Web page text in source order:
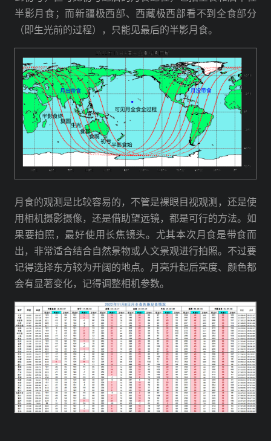
半影月食；而新疆极西部、西藏极西部看不到全食部分
（即生光前的过程），只能见最后的半影月食。
月食的观测是比较容易的，不管是裸眼目视观测，还是使
用相机摄影摄像，还是借助望远镜，都是可行的方法。如
果要拍照，最好使用长焦镜头。尤其本次月食是带食而
出，非常适合结合自然景物或人文景观进行拍照。不过要
记得选择东方较为开阔的地点。月亮升起后亮度、颜色都
会有显著变化，记得调整相机参数。